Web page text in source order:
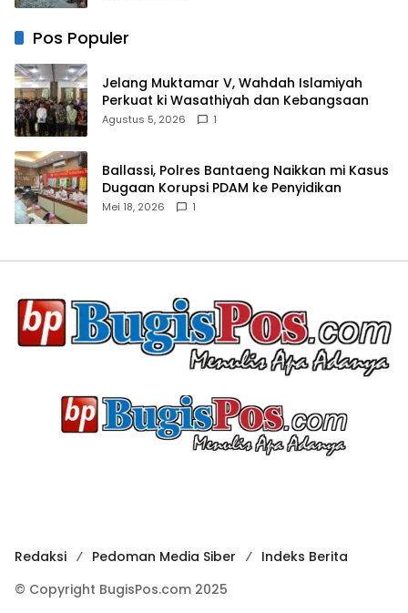
Pos Populer
Jelang Muktamar V, Wahdah Islamiyah
Perkuat ki Wasathiyah dan Kebangsaan
Agustus 5, 2026 1
Ballassi, Polres Bantaeng Naikkan mi Kasus
Dugaan Korupsi PDAM ke Penyidikan
Mei 18, 2026 1
Redaksi Pedoman Media Siber
Indeks Berita
© Copyright BugisPos.com 2025